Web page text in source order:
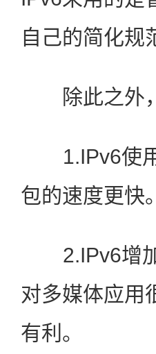
自己的简化规
除此之外，
1.IPv6使用
包的速度更快。
2.IPv6增加
对多媒体应用
有利。